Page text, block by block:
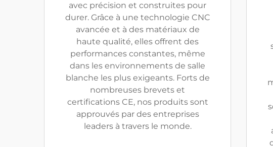
avec précision et construites pour
durer. Grâce à une technologie CNC
avancée et à des matériaux de
haute qualité, elles offrent des
performances constantes, même
dans les environnements de salle
blanche les plus exigeants. Forts de
nombreuses brevets et
certifications CE, nos produits sont
approuvés par des entreprises
leaders à travers le monde.